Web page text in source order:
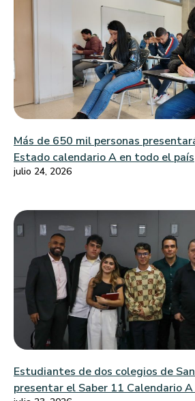
Más de 650 mil personas
Estado calendario A en todo el país
julio 24, 2026
Estudiantes de dos colegios de
presentar el Saber 11 Calendario